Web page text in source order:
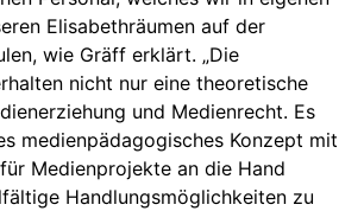
Elisabethräumen auf der
wie Gräff erklärt. „Die
nicht nur eine theoretische
und Medienrecht. Es
medienpädagogisches Konzept mit
Medienprojekte an die Hand
Handlungsmöglichkeiten zu